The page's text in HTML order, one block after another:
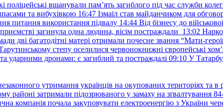
поліцейські вшанували пам’ять загиблого під час служби
та вибухівкою 16:47 Ізмаїл став майданчиком для
питання використання підвалу 14:44 Від бізнесу до
загинула одна людина, вісім постраждали 13:02
дві багатодітні матері отримали почесне звання “Мати-
степу оселилися червонокнижні європейські
ударними дронами: є загиблий та постраждалі 09:10 У
утримання українців на окупованих територіях та в
районі затримали підозрюваного у замаху на зґвалтування
компанія почала закуповувати електроенергію з України